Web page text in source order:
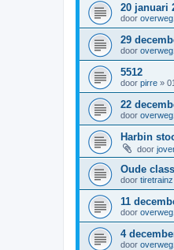
20 januari
door
29
door
5512
door pirre »
22
door
Harbin
door
Oude
door tiretrainz
11
door
4
door